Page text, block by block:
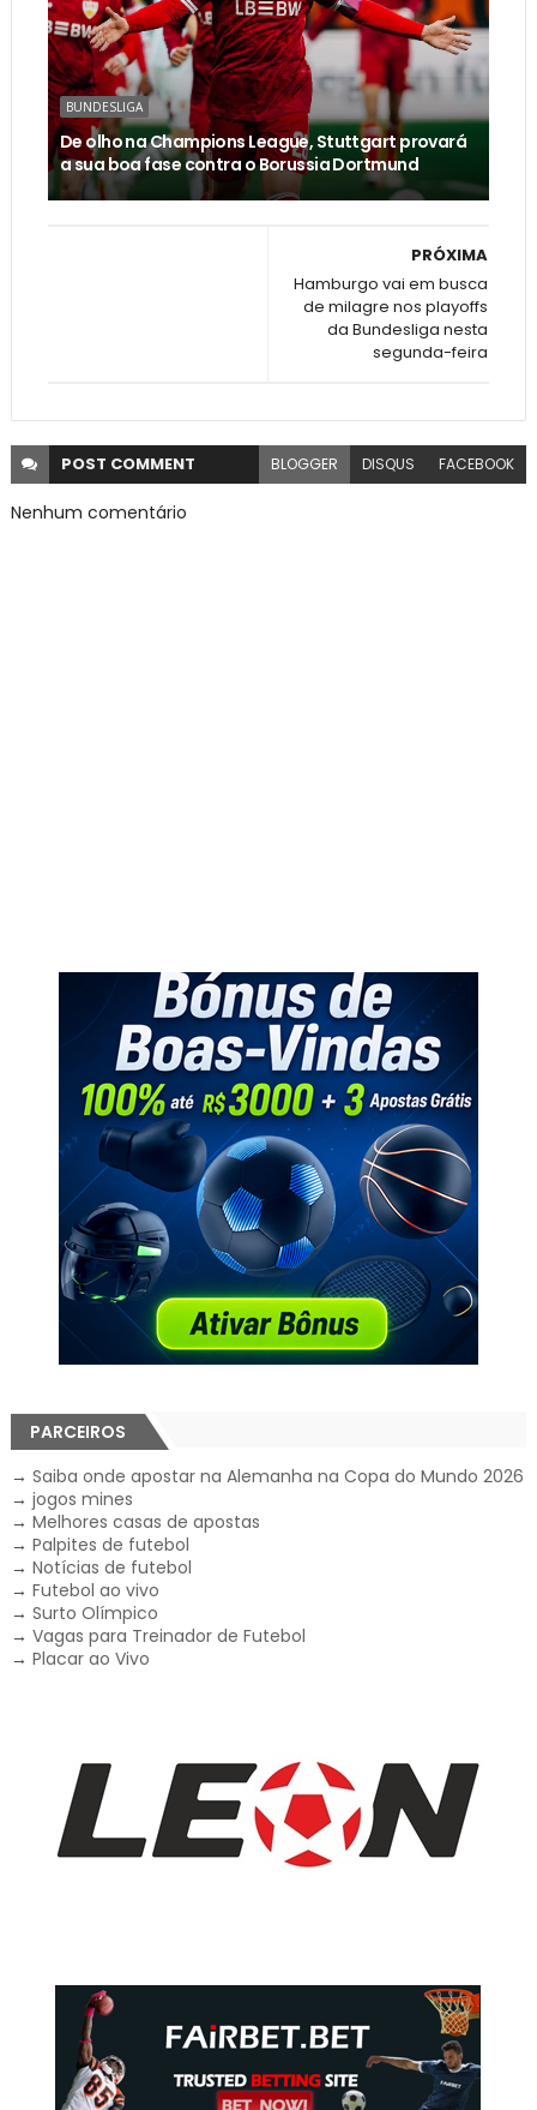
BUNDESLIGA
De olho na Champions League, Stuttgart provará
a sua boa fase contra o Borussia Dortmund
PRÓXIMA
Hamburgo vai em busca
de milagre nos playoffs
da Bundesliga nesta
segunda-feira
POST COMMENT BLOGGER DISQUS FACEBOOK
Nenhum comentário
PARCEIROS
→ Saiba onde apostar na Alemanha na Copa do Mundo 2026
→ jogos mines
→ Melhores casas de apostas
→ Palpites de futebol
→ Notícias de futebol
→ Futebol ao vivo
→ Surto Olímpico
→ Vagas para Treinador de Futebol
→ Placar ao Vivo